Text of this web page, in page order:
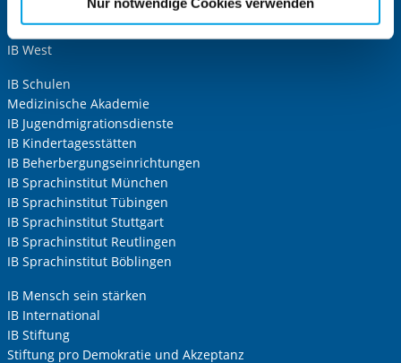
Cookies, die erforderlich zur Bereitstellung der von Ihnen
aufgerufenen und somit gewünschten Website-
Funktionen sind. Diese Cookies setzen wir aufgrund
berechtigter Interessen und daher unabhängig von einer
Einwilligung.
IB Südwest
IB West
IB Schulen
Medizinische Akademie
IB Jugendmigrationsdienste
IB Kindertagesstätten
IB Beherbergungseinrichtungen
IB Sprachinstitut München
IB Sprachinstitut Tübingen
IB Sprachinstitut Stuttgart
IB Sprachinstitut Reutlingen
IB Sprachinstitut Böblingen
IB Mensch sein stärken
IB International
IB Stiftung
Stiftung pro Demokratie und Akzeptanz